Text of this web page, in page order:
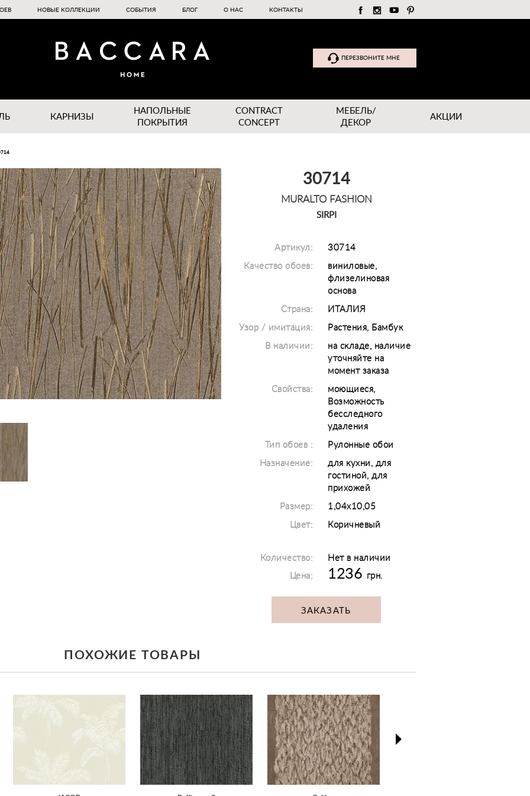
НОВЫЕ КОЛЛЕКЦИИ СОБЫТИЯ БЛОГ О НАС КОНТАКТЫ
ПЕРЕЗВОНИТЕ МНЕ
КАРНИЗЫ
НАПОЛЬНЫЕ
ПОКРЫТИЯ
CONTRACT
CONCEPT
МЕБЕЛЬ/
ДЕКОР
АКЦИИ
30714
MURALTO FASHION
SIRPI
Артикул: 30714
Качество обоев:
виниловые,
флизелиновая
основа
Страна: ИТАЛИЯ
Узор / имитация: Растения, Бамбук
В наличии:
на складе, наличие
уточняйте на
момент заказа
Свойства:
моющиеся,
Возможность
бесследного
удаления
Тип обоев : Рулонные обои
Назначение:
для кухни, для
гостиной, для
прихожей
Размер: 1,04x10,05
Цвет: Коричневый
Количество:
Нет в наличии
Цена:
1236 грн.
ЗАКАЗАТЬ
ПОХОЖИЕ ТОВАРЫ